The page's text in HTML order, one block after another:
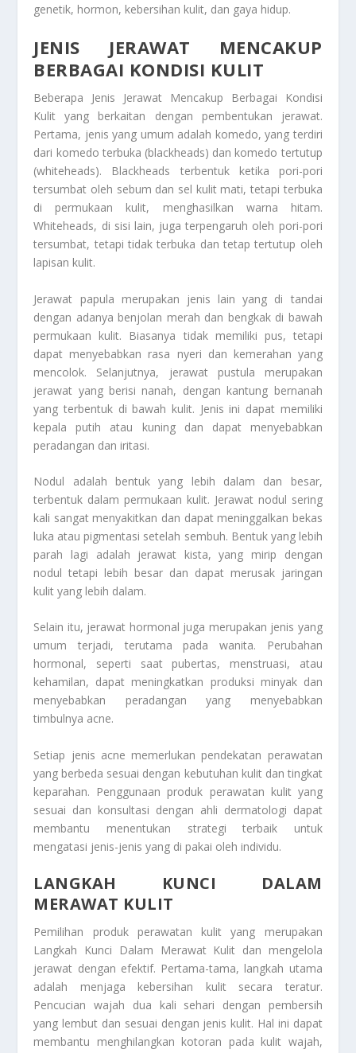
genetik, hormon, kebersihan kulit, dan gaya hidup.
JENIS JERAWAT MENCAKUP
BERBAGAI KONDISI KULIT
Beberapa Jenis Jerawat Mencakup Berbagai Kondisi
Kulit yang berkaitan dengan pembentukan jerawat.
Pertama, jenis yang umum adalah komedo, yang terdiri
dari komedo terbuka (blackheads) dan komedo tertutup
(whiteheads). Blackheads terbentuk ketika pori-pori
tersumbat oleh sebum dan sel kulit mati, tetapi terbuka
di permukaan kulit, menghasilkan warna hitam.
Whiteheads, di sisi lain, juga terpengaruh oleh pori-pori
tersumbat, tetapi tidak terbuka dan tetap tertutup oleh
lapisan kulit.
Jerawat papula merupakan jenis lain yang di tandai
dengan adanya benjolan merah dan bengkak di bawah
permukaan kulit. Biasanya tidak memiliki pus, tetapi
dapat menyebabkan rasa nyeri dan kemerahan yang
mencolok. Selanjutnya, jerawat pustula merupakan
jerawat yang berisi nanah, dengan kantung bernanah
yang terbentuk di bawah kulit. Jenis ini dapat memiliki
kepala putih atau kuning dan dapat menyebabkan
peradangan dan iritasi.
Nodul adalah bentuk yang lebih dalam dan besar,
terbentuk dalam permukaan kulit. Jerawat nodul sering
kali sangat menyakitkan dan dapat meninggalkan bekas
luka atau pigmentasi setelah sembuh. Bentuk yang lebih
parah lagi adalah jerawat kista, yang mirip dengan
nodul tetapi lebih besar dan dapat merusak jaringan
kulit yang lebih dalam.
Selain itu, jerawat hormonal juga merupakan jenis yang
umum terjadi, terutama pada wanita. Perubahan
hormonal, seperti saat pubertas, menstruasi, atau
kehamilan, dapat meningkatkan produksi minyak dan
menyebabkan peradangan yang menyebabkan
timbulnya acne.
Setiap jenis acne memerlukan pendekatan perawatan
yang berbeda sesuai dengan kebutuhan kulit dan tingkat
keparahan. Penggunaan produk perawatan kulit yang
sesuai dan konsultasi dengan ahli dermatologi dapat
membantu menentukan strategi terbaik untuk
mengatasi jenis-jenis yang di pakai oleh individu.
LANGKAH KUNCI DALAM
MERAWAT KULIT
Pemilihan produk perawatan kulit yang merupakan
Langkah Kunci Dalam Merawat Kulit dan mengelola
jerawat dengan efektif. Pertama-tama, langkah utama
adalah menjaga kebersihan kulit secara teratur.
Pencucian wajah dua kali sehari dengan pembersih
yang lembut dan sesuai dengan jenis kulit. Hal ini dapat
membantu menghilangkan kotoran pada kulit wajah,